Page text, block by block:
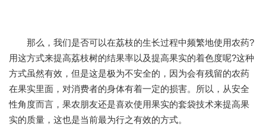
那么，我们是否可以在荔枝的生长过程中频繁地使用农药?
用这方式来提高荔枝树的结果率以及提高果实的着色度呢?这种
方式虽然有效，但是这是极为不安全的，因为会有残留的农药
在果实里面，对消费者的身体有着一定的损害。所以，从安全
性角度而言，果农朋友还是喜欢使用果实的套袋技术来提高果
实的质量，这也是当前最为行之有效的方式。